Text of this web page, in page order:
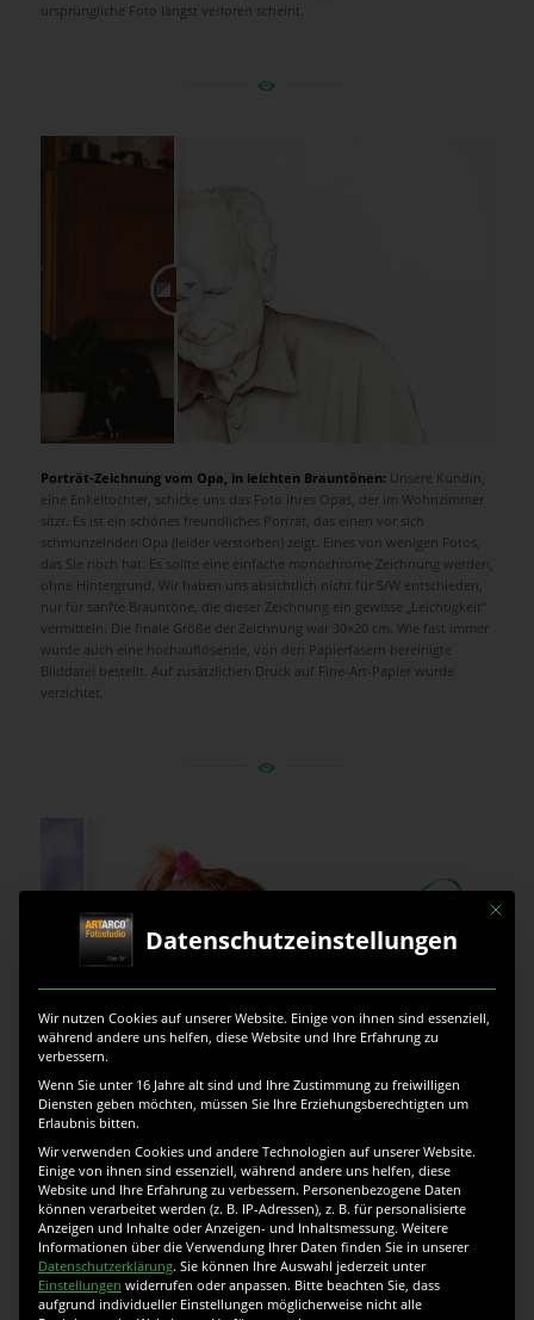
ursprüngliche Foto längst verloren scheint.
Porträt-Zeichnung vom Opa, in leichten Brauntönen: Unsere Kundin,
eine Enkeltochter, schicke uns das Foto ihres Opas, der im Wohnzimmer
sitzt. Es ist ein schönes freundliches Porträt, das einen vor sich
schmunzelnden Opa (leider verstorben) zeigt. Eines von wenigen Fotos,
das Sie noch hat. Es sollte eine einfache monochrome Zeichnung werden,
ohne Hintergrund. Wir haben uns absichtlich nicht für S/W entschieden,
nur für sanfte Brauntöne, die dieser Zeichnung ein gewisse „Leichtigkeit“
vermitteln. Die finale Größe der Zeichnung war 30×20 cm. Wie fast immer
wurde auch eine hochauflösende, von den Papierfasern bereinigte
Bilddatei bestellt. Auf zusätzlichen Druck auf Fine-Art-Papier wurde
verzichtet.
Porträt-Zeichnung von einem Foto in Farbe:Eine Zeichnung ist immer
etwas anderes als ein Foto. Wir werden mit Fotos zur Zeit überflutet und
viele Fotos sind oft gleich. Das war auch der Grund, warum diese Familie
diese Zeichnung bestellt hat. Während eines
Schulanfang
s hat der
Fotograf viele Fotos von vielen Kindern gemacht – und alle waren gleich.
Die Eltern des Mädchens wollten allerdings das Foto an weitere
Mit
Datenschutzeinstellungen
Wir nutzen Cookies auf unserer Website. Einige von ihnen sind essenziell,
während andere uns helfen, diese Website und Ihre Erfahrung zu
verbessern.
Wenn Sie unter 16 Jahre alt sind und Ihre Zustimmung zu freiwilligen
Diensten geben möchten, müssen Sie Ihre Erziehungsberechtigten um
Erlaubnis bitten.
Wir verwenden Cookies und andere Technologien auf unserer Website.
Einige von ihnen sind essenziell, während andere uns helfen, diese
Website und Ihre Erfahrung zu verbessern. Personenbezogene Daten
können verarbeitet werden (z. B. IP-Adressen), z. B. für personalisierte
Anzeigen und Inhalte oder Anzeigen- und Inhaltsmessung. Weitere
Informationen über die Verwendung Ihrer Daten finden Sie in unserer
Datenschutzerklärung. Sie können Ihre Auswahl jederzeit unter
Einstellungen widerrufen oder anpassen. Bitte beachten Sie, dass
aufgrund individueller Einstellungen möglicherweise nicht alle